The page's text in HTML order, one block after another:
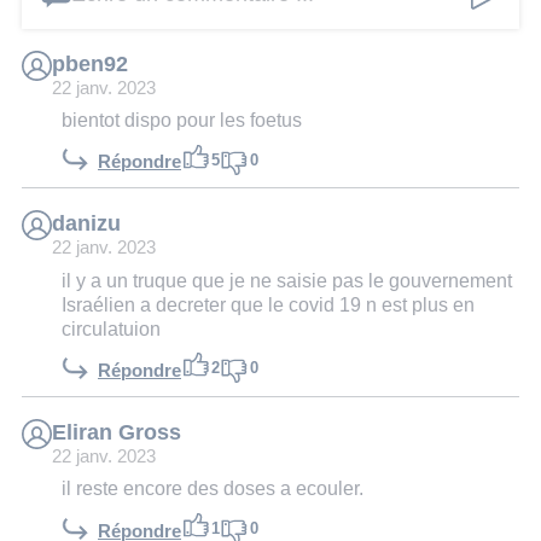
pben92
22 janv. 2023
bientot dispo pour les foetus
Répondre 5 0
danizu
22 janv. 2023
il y a un truque que je ne saisie pas le gouvernement
Israélien a decreter que le covid 19 n est plus en
circulatuion
Répondre 2 0
Eliran Gross
22 janv. 2023
il reste encore des doses a ecouler.
Répondre 1 0